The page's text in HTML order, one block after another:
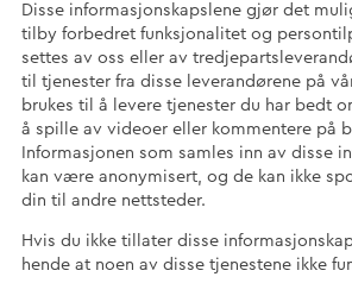
Disse informasjonskapslene gjør det
tilby forbedret funksjonalitet og
settes av oss eller av
til tjenester fra disse leverandørene på
brukes til å levere tjenester du har bedt
å spille av videoer eller kommentere på
Informasjonen som samles inn av disse
kan være anonymisert, og de kan ikke
din til andre nettsteder.
Hvis du ikke tillater disse
hende at noen av disse tjenestene ikke